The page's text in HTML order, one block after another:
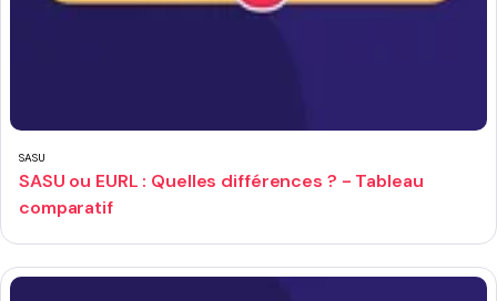
SASU
SASU ou EURL : Quelles différences ? - Tableau
comparatif